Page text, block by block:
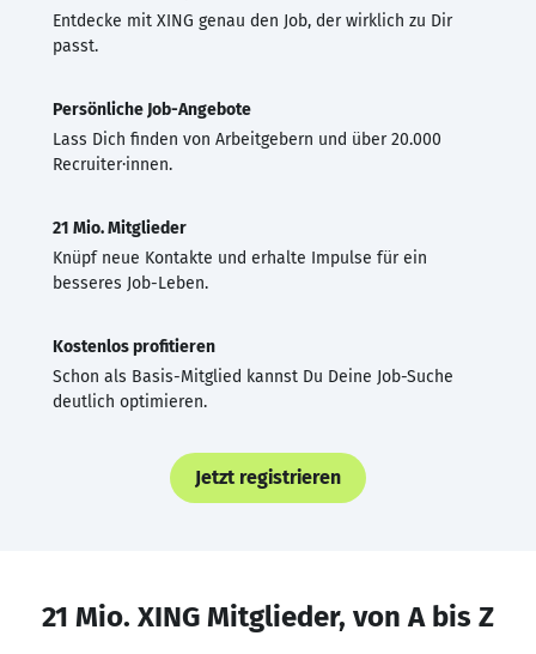
Entdecke mit XING genau den Job, der wirklich zu Dir
passt.
Persönliche Job-Angebote
Lass Dich finden von Arbeitgebern und über 20.000
Recruiter·innen.
21 Mio. Mitglieder
Knüpf neue Kontakte und erhalte Impulse für ein
besseres Job-Leben.
Kostenlos profitieren
Schon als Basis-Mitglied kannst Du Deine Job-Suche
deutlich optimieren.
Jetzt registrieren
21 Mio. XING Mitglieder, von A bis Z